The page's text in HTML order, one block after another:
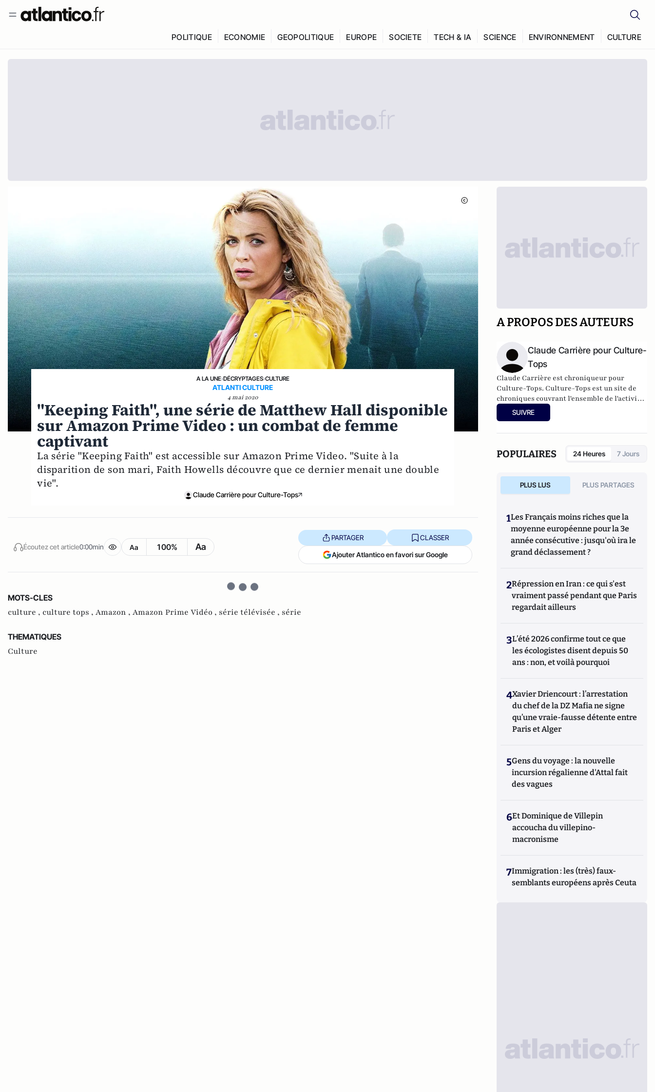
POLITIQUE ECONOMIE GEOPOLITIQUE EUROPE SOCIETE TECH & IA SCIENCE ENVIRONNEMENT CULTURE
A LA UNE›DÉCRYPTAGES›CULTURE
ATLANTI CULTURE
4 mai 2020
"Keeping Faith", une série de Matthew Hall disponible
sur Amazon Prime Video : un combat de femme
captivant
La série "Keeping Faith" est accessible sur Amazon Prime Video. "Suite à la
disparition de son mari, Faith Howells découvre que ce dernier menait une double
vie".
Claude Carrière pour Culture-Tops
Écoutez cet article0:00min Aa 100% Aa
PARTAGER CLASSER
Ajouter Atlantico en favori sur Google
MOTS-CLES
culture , culture tops , Amazon , Amazon Prime Vidéo , série télévisée , série
THEMATIQUES
Culture
A PROPOS DES AUTEURS
Claude Carrière pour Culture-
Tops
Claude Carrière est chroniqueur pour
Culture-Tops. Culture-Tops est un site de
chroniques couvrant l'ensemble de l'activité
culturelle (théâtre, One Man Shows, opéras,
ballets, spectacles divers, cinéma, expos,
SUIVRE
POPULAIRES 24 Heures 7 Jours
PLUS LUS PLUS PARTAGES
1Les Français moins riches que la
moyenne européenne pour la 3e
année consécutive : jusqu'où ira le
grand déclassement ?
2Répression en Iran : ce qui s'est
vraiment passé pendant que Paris
regardait ailleurs
3L’été 2026 confirme tout ce que
les écologistes disent depuis 50
ans : non, et voilà pourquoi
4Xavier Driencourt : l’arrestation
du chef de la DZ Mafia ne signe
qu’une vraie-fausse détente entre
Paris et Alger
5Gens du voyage : la nouvelle
incursion régalienne d'Attal fait
des vagues
6Et Dominique de Villepin
accoucha du villepino-
macronisme
7Immigration : les (très) faux-
semblants européens après Ceuta